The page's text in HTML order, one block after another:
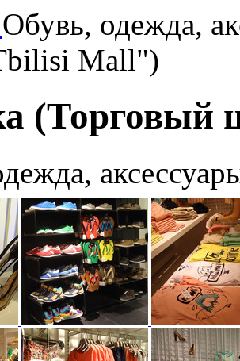
Обувь, одежда,
Mall")
(Торговый